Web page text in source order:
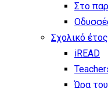
Στο
Σχολικό
iREAD
Ώρα